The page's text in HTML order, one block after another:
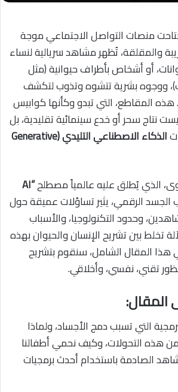
منصات التواصل الاجتماعي موجة
والمقلقة، تُظهر مشاهد سريالية لنساء
أو أشخاص بأطراف حيوانية (مثل
ووجوه بشرية تتشوه وتذوب لتكشف
المقاطع، التي تبدو وكأنها كوابيس
نتاج سحر أو خدع سينمائية تقليدية، بل
الذكاء الاصطناعي التليدي (Generative
الذي يُطلق عليه عالمياً مصطلح “AI
الجسد الرقمي، يثير تساؤلات عميقة حول
وحدود التكنولوجيا، والأسباب
تخلط بين تشريح الإنسان والحيوان بهذه
هذا المقال الشامل، سنقوم بتشريح
تقني، نفسي، وأخلاقي.
المقال:
التي تسبب دمج الأجساد، ولماذا
هذه التحولات، وكيف نحمي أطفالنا
الصادمة باستخدامأحدث برمجيات